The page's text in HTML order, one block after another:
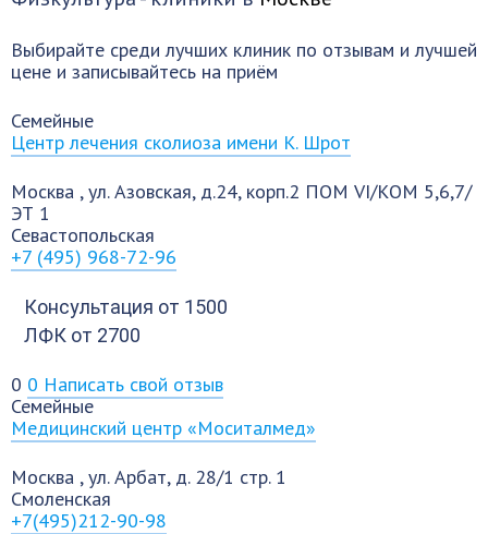
Выбирайте среди лучших клиник по отзывам и лучшей
цене и записывайтесь на приём
Семейные
Центр лечения сколиоза имени К. Шрот
Москва , ул. Азовская, д.24, корп.2 ПОМ VI/КОМ 5,6,7/
ЭТ 1
Севастопольская
+7 (495) 968-72-96
Консультация от 1500
ЛФК от 2700
0 0 Написать свой отзыв
Семейные
Медицинский центр «Моситалмед»
Москва , ул. Арбат, д. 28/1 стр. 1
Смоленская
+7(495)212-90-98